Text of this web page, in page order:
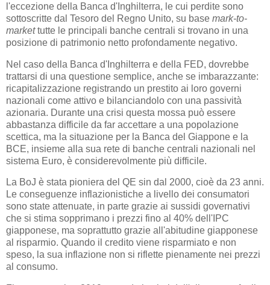
l'eccezione della Banca d'Inghilterra, le cui perdite sono
sottoscritte dal Tesoro del Regno Unito, su base mark-to-
markettutte le principali banche centrali si trovano in una
posizione di patrimonio netto profondamente negativo.
Nel caso della Banca d'Inghilterra e della FED, dovrebbe
trattarsi di una questione semplice, anche se imbarazzante:
ricapitalizzazione registrando un prestito ai loro governi
nazionali come attivo e bilanciandolo con una passività
azionaria. Durante una crisi questa mossa può essere
abbastanza difficile da far accettare a una popolazione
scettica, ma la situazione per la Banca del Giappone e la
BCE, insieme alla sua rete di banche centrali nazionali nel
sistema Euro, è considerevolmente più difficile.
La BoJ è stata pioniera del QE sin dal 2000, cioè da 23 anni.
Le conseguenze inflazionistiche a livello dei consumatori
sono state attenuate, in parte grazie ai sussidi governativi
che si stima sopprimano i prezzi fino al 40% dell'IPC
giapponese, ma soprattutto grazie all'abitudine giapponese
al risparmio. Quando il credito viene risparmiato e non
speso, la sua inflazione non si riflette pienamente nei prezzi
al consumo.